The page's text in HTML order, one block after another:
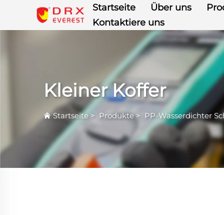
Startseite Über uns
Kontaktiere uns
Kleiner Koffer
Startseite> Produkte> PP-Wasserdichter